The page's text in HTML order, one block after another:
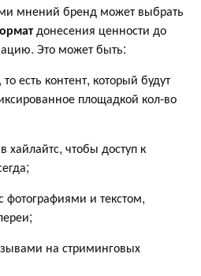
мнений бренд может выбрать
донесения ценности до
Это может быть:
есть контент, который будут
площадкой кол-во
хайлайтс, чтобы доступ к
фотографиями и текстом,
на стриминговых